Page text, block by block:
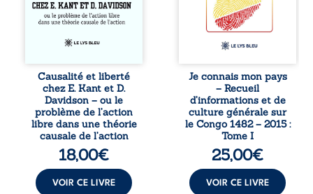
essai explore les
liens entre libre
déterminisme
responsabilité. De
la volonté
kantienne au
monisme anomal
de Davidson, il
interroge la
manière dont les
intentions et les
croyances
peuvent ...
Causalité et liberté
chez E. Kant et D.
Davidson – ou le
problème de l’action
libre dans une théorie
causale de l’action
18,00€
VOIR CE LIVRE
entend combattre
l’ignorance, le
repli identitaire et
l’affaiblissement
patriotique.
Accessible à tous,
ce recueil offre
des repères
essentiels pour
mieux
comprendre le ...
Je connais mon pays
– Recueil
d’informations et de
culture générale sur
le Congo 1482 – 2015 :
Tome I
25,00€
VOIR CE LIVRE